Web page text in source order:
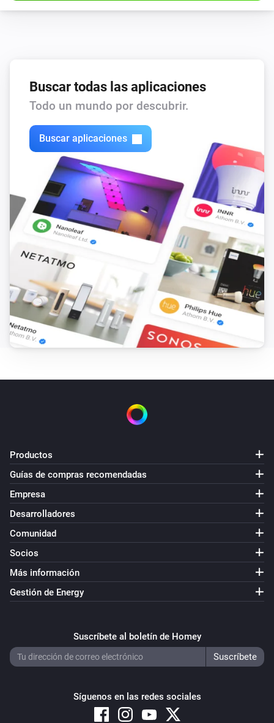
Buscar todas las aplicaciones
Todo un mundo por descubrir.
Buscar aplicaciones
Productos
Guías de compras recomendadas
Empresa
Desarrolladores
Comunidad
Socios
Más información
Gestión de Energy
Suscríbete al boletín de Homey
Síguenos en las redes sociales